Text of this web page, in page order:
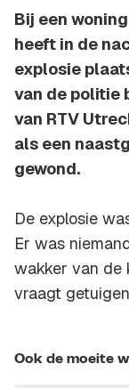
Bij een
heeft in de
explosie
van de politie
van RTV
als een
gewond.
De explosie
Er was
wakker van de
vraagt
Ook de moeite